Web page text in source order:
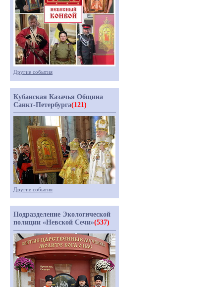
Другие события
Кубанская Казачья Община
Санкт-Петербурга(121)
Другие события
Подразделение Экологической
полиции «Невской Сечи»(537)